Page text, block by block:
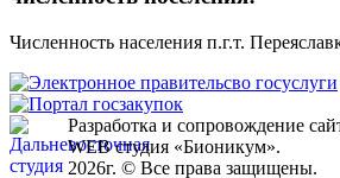
Численность населения п.г.т.
Разработка и сопровождение
WEB студия «Бионикум».
2026г. © Все права защищены.